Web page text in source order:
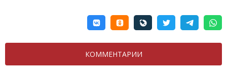
КОММЕНТАРИИ